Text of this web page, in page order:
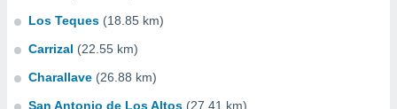
Los Teques (18.85 km)
Carrizal (22.55 km)
Charallave (26.88 km)
San Antonio de Los Altos (27.41 km)